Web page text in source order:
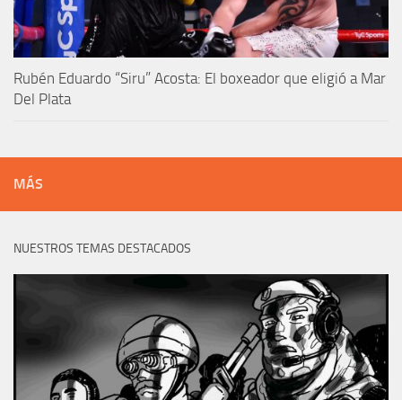
Rubén Eduardo “Siru” Acosta: El boxeador que eligió a Mar
Del Plata
MÁS
NUESTROS TEMAS DESTACADOS